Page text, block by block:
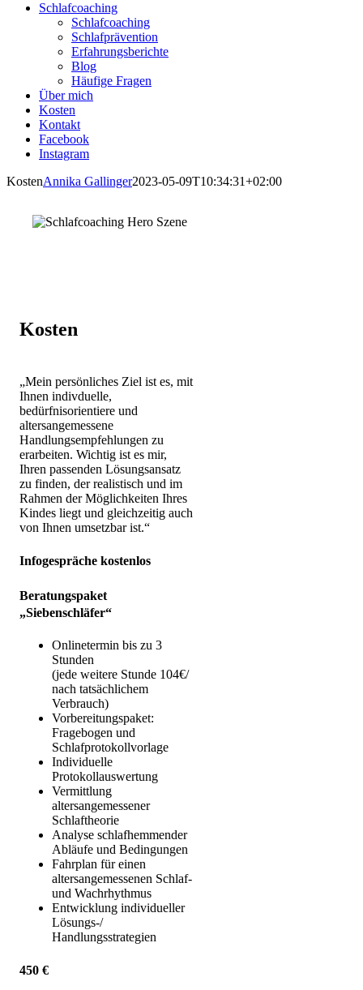
Schlafcoaching
Schlafcoaching
Schlafprävention
Erfahrungsberichte
Blog
Häufige Fragen
Über mich
Kosten
Kontakt
Facebook
Instagram
KostenAnnika Gallinger2023-05-09T10:34:31+02:00
Kosten
„Mein persönliches Ziel ist es, mit
Ihnen indivduelle,
bedürfnisorientiere und
altersangemessene
Handlungsempfehlungen zu
erarbeiten. Wichtig ist es mir,
Ihren passenden Lösungsansatz
zu finden, der realistisch und im
Rahmen der Möglichkeiten Ihres
Kindes liegt und gleichzeitig auch
von Ihnen umsetzbar ist.“
Infogespräche kostenlos
Beratungspaket
„Siebenschläfer“
Onlinetermin bis zu 3
Stunden
(jede weitere Stunde 104€/
nach tatsächlichem
Verbrauch)
Vorbereitungspaket:
Fragebogen und
Schlafprotokollvorlage
Individuelle
Protokollauswertung
Vermittlung
altersangemessener
Schlaftheorie
Analyse schlafhemmender
Abläufe und Bedingungen
Fahrplan für einen
altersangemessenen Schlaf-
und Wachrhythmus
Entwicklung individueller
Lösungs-/
Handlungsstrategien
450 €